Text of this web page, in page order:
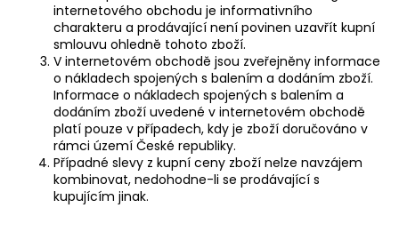
internetového obchodu je informativního
charakteru a prodávající není povinen uzavřít kupní
smlouvu ohledně tohoto zboží.
V internetovém obchodě jsou zveřejněny informace
o nákladech spojených s balením a dodáním zboží.
Informace o nákladech spojených s balením a
dodáním zboží uvedené v internetovém obchodě
platí pouze v případech, kdy je zboží doručováno v
rámci území České republiky.
Případné slevy z kupní ceny zboží nelze navzájem
kombinovat, nedohodne-li se prodávající s
kupujícím jinak.